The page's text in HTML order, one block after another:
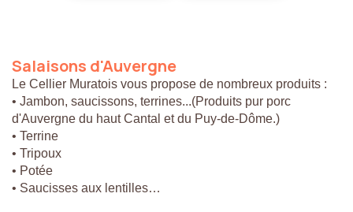
Salaisons d'Auvergne
Le Cellier Muratois vous propose de nombreux produits :
• Jambon, saucissons, terrines...(Produits pur porc
d'Auvergne du haut Cantal et du Puy-de-Dôme.)
• Terrine
• Tripoux
• Potée
• Saucisses aux lentilles…